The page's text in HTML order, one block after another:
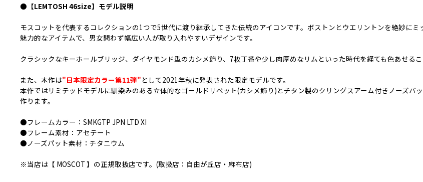
●【LEMTOSH 46size】モデル説明
モスコットを代表するコレクションの1つで5世代に渡り継承してきた伝統のアイコンです。ボストンとウエリントンを絶妙に
魅力的なアイテムで、男女問わず幅広い人が取り入れやすいデザインです。
クラシックなキーホールブリッジ、ダイヤモンド型のカシメ飾り、7枚丁番や少し肉厚めなリムといった時代を経ても色あせる
また、本作は"日本限定カラー第11弾" として2021年秋に発表された限定モデルです。
本作ではリミテッドモデルに馴染みのある立体的なゴールドリベット(カシメ飾り)とチタン製のクリングスアーム付きノーズパ
作ります。
●フレームカラー：SMKGTP JPN LTD XI
●フレーム素材：アセテート
●ノーズパット素材：チタニウム
※当店は【 MOSCOT 】の正規取扱店です。(取扱店：自由が丘店・麻布店)